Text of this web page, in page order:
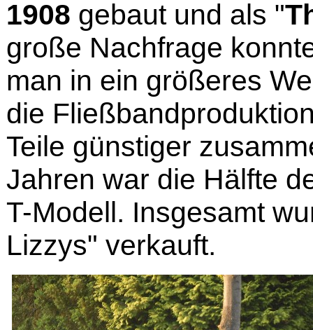
1908 gebaut und als "
große Nachfrage
man in ein größeres
die
Teile günstiger
Jahren war die Hälfte
T-Modell. Insgesamt
Lizzys" verkauft.